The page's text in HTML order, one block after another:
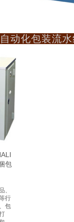
动化包装流
包
、
行
包